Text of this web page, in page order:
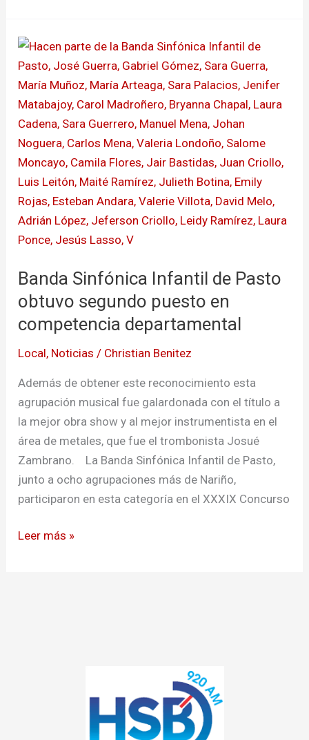
Banda Sinfónica Infantil de Pasto
obtuvo segundo puesto en
competencia departamental
Local, Noticias / Christian Benitez
Además de obtener este reconocimiento esta
agrupación musical fue galardonada con el título a
la mejor obra show y al mejor instrumentista en el
área de metales, que fue el trombonista Josué
Zambrano. La Banda Sinfónica Infantil de Pasto,
junto a ocho agrupaciones más de Nariño,
participaron en esta categoría en el XXXIX Concurso
Banda
Sinfónica
Infantil
de
Pasto
obtuvo
segundo
puesto
en
competencia
departamental
Leer más »